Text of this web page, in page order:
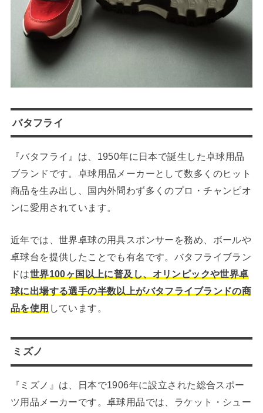
バタフライ
『バタフライ』は、1950年に日本で誕生した卓球用品
ブランドです。卓球用品メーカーとして数多くのヒット
商品を生み出し、国内外問わず多くのプロ・チャンピオ
ンに愛用されています。
近年では、世界卓球の用具スポンサーを務め、ボールや
卓球台を提供したことでも有名です。バタフライブラン
ドは世界100ヶ国以上に普及し、オリンピックや世界卓
球に出場する選手の半数以上がバタフライブランドの商
品を使用 しています。
ミズノ
『ミズノ』は、日本で1906年に設立された総合スポー
ツ用品メーカーです。卓球用品では、ラケット・シュー